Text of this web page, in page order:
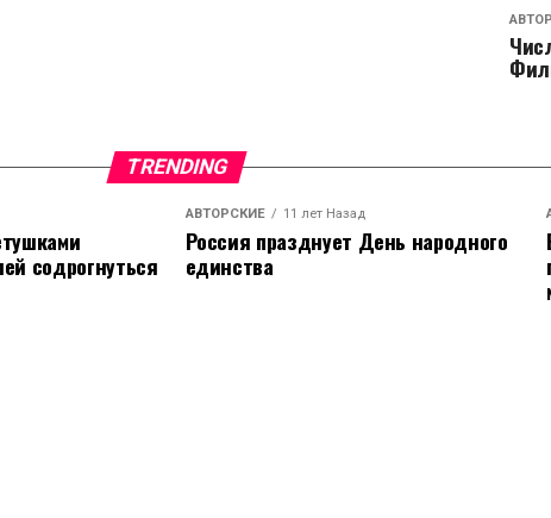
TRENDING
содрогнуться
АВТОРСКИЕ 11 лет Назад
Россия празднует День народного
единства